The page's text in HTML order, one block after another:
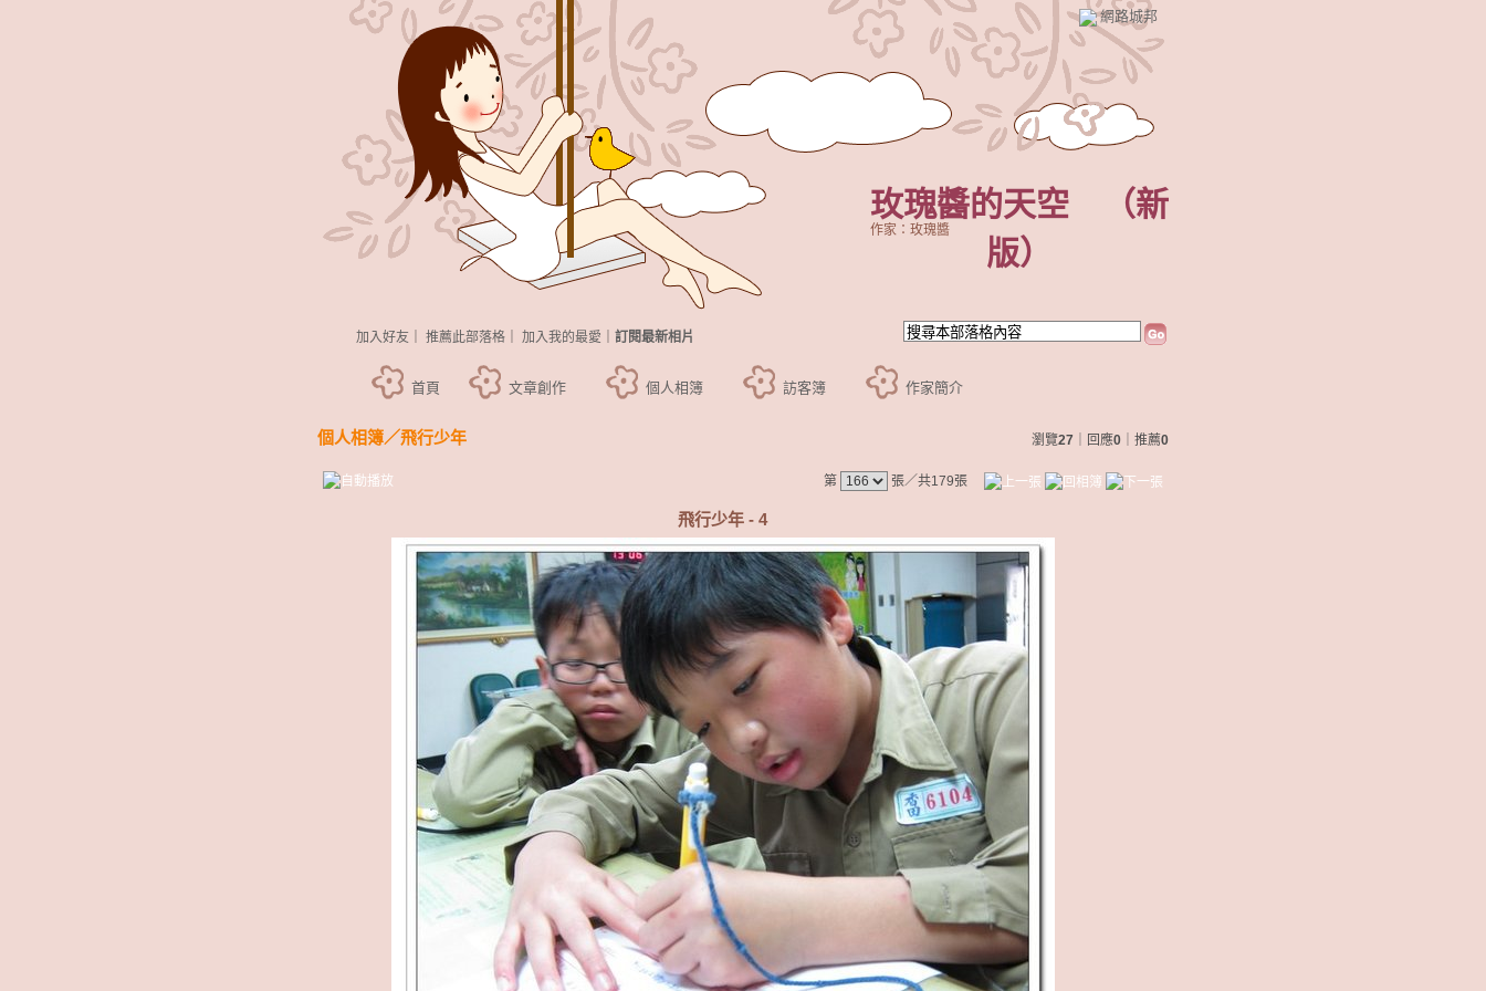
網路城邦
玫瑰醬的天空 （新
版）
首頁 文章創作 個人相簿 訪客簿 作家簡介
加入好友 推薦此部落格 加入我的最愛 訂閱最新相片
作家：玫瑰醬
個人相簿／飛行少年 瀏覽27 ｜回應0 ｜推薦0
第 張／共179張
飛行少年 - 4